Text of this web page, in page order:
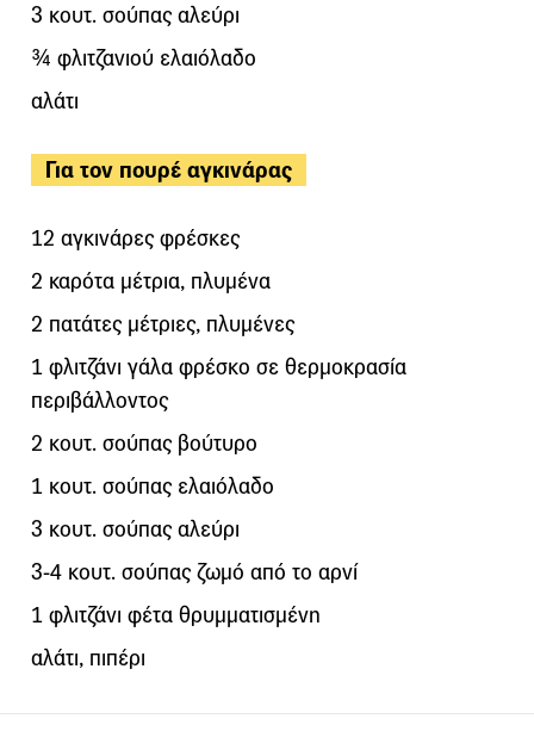
3 κουτ. σούπας αλεύρι
¾ φλιτζανιού ελαιόλαδο
αλάτι
Για τον πουρέ αγκινάρας
12 αγκινάρες φρέσκες
2 καρότα μέτρια, πλυμένα
2 πατάτες μέτριες, πλυμένες
1 φλιτζάνι γάλα φρέσκο σε θερμοκρασία
περιβάλλοντος
2 κουτ. σούπας βούτυρο
1 κουτ. σούπας ελαιόλαδο
3 κουτ. σούπας αλεύρι
3-4 κουτ. σούπας ζωμό από το αρνί
1 φλιτζάνι φέτα θρυμματισμένη
αλάτι, πιπέρι